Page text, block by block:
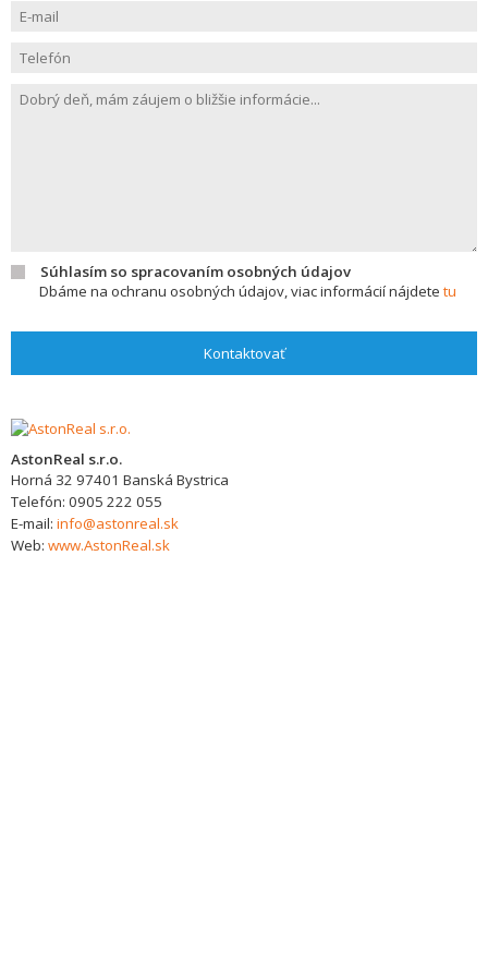
Súhlasím so spracovaním osobných údajov
Dbáme na ochranu osobných údajov, viac informácií nájdete tu
Kontaktovať
AstonReal s.r.o.
Horná 32 97401 Banská Bystrica
Telefón: 0905 222 055
E-mail: info@astonreal.sk
Web: www.AstonReal.sk